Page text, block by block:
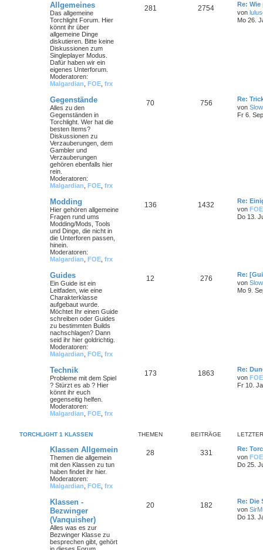
Allgemeines
Das allgemeine
Torchlight Forum. Hier
könnt ihr über
allgemeine Dinge
diskutieren. Bitte keine
Diskussionen zum
Singleplayer Modus.
Dafür haben wir ein
eigenes Unterforum.
Moderatoren:
Malgardian FOE frx
281 2754
Re:
von
Mo 26.
Gegenstände
Alles zu den
Gegenständen in
Torchlight. Wer hat die
besten Items?
Diskussionen zu
Verzauberungen, dem
Gambler und
Verzauberungen
gehören ebenfalls hier
rein.
Moderatoren:
Malgardian FOE frx
70 756
Re:
von
Fr 6.
Modding
Hier gehören allgemeine
Fragen rund ums
Modding/Mods, Tools
und Dinge, die nicht in
die Unterforen passen,
hinein.
Moderatoren:
Malgardian FOE frx
136 1432
Re:
von FOE
Do 13.
Guides
Ein Guide ist ein
Leitfaden, wie eine
Charakterklasse
aufgebaut wurde.
Möchtet Ihr einen Guide
schreiben oder Guides
zu bestimmten Builds
nachschlagen? Dann
seid ihr hier goldrichtig.
Moderatoren:
Malgardian FOE frx
12 276
Re:
von
Mo 9.
Technik
Probleme mit dem Spiel
? Stürzt es ab ? Hier
könnt ihr euch
gegenseitig helfen.
Moderatoren:
Malgardian FOE frx
173 1863
Re:
von FOE
Fr 10.
TORCHLIGHT 1 KLASSEN THEMEN BEITRÄGE
Klassen Allgemein
Themen die allgemein
mit den Klassen zu tun
haben findet ihr hier.
Moderatoren:
Malgardian FOE frx
28 331
Re:
von FOE
Do 25.
Klassen -
Bezwinger
(Vanquisher)
Alles was es zur
Bezwinger Klasse zu
besprechen gibt, gehört
20 182
Re: Die
von
Do 13.